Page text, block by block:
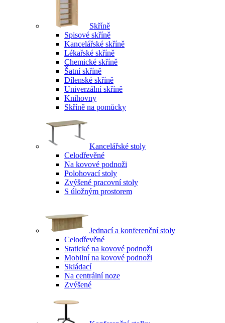
Skříně
Spisové skříně
Kancelářské skříně
Lékařské skříně
Chemické skříně
Šatní skříně
Dílenské skříně
Univerzální skříně
Knihovny
Skříně na pomůcky
Kancelářské stoly
Celodřevěné
Na kovové podnoži
Polohovací stoly
Zvýšené pracovní stoly
S úložným prostorem
Jednací a konferenční stoly
Celodřevěné
Statické na kovové podnoži
Mobilní na kovové podnoži
Skládací
Na centrální noze
Zvýšené